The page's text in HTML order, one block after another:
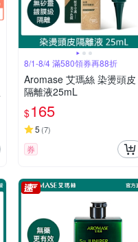
8/1-8/4 滿580領券再88折
Aromase 艾瑪絲 染燙頭皮
隔離液25mL
$165
5 (7)
券